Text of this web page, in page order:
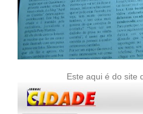
Este aqui é do site